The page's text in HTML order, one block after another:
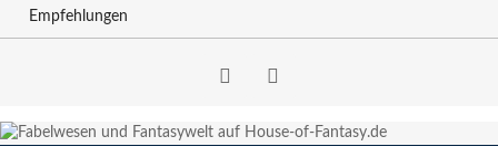
Empfehlungen